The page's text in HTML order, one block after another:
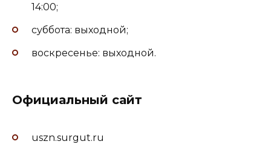
14:00;
суббота: выходной;
воскресенье: выходной.
Официальный сайт
uszn.surgut.ru